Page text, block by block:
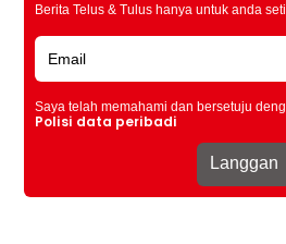
Berita Telus & Tulus hanya untuk anda
Saya telah memahami dan bersetuju
Polisi data peribadi